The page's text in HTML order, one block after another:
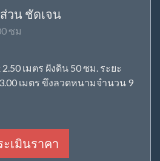
วน ชัดเจน
ซม
เมตร ฝังดิน 50 ซม. ระยะ
เมตร ขึงลวดหนามจำนวน 9
เมินราคา